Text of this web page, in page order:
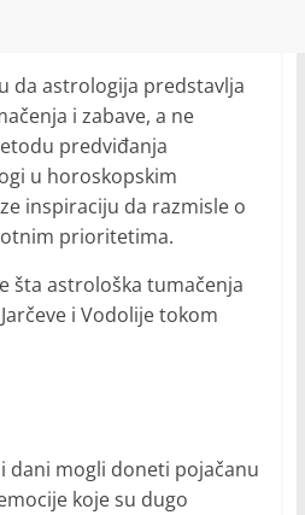
da astrologija predstavlja
i zabave, a ne
predviđanja
u horoskopskim
inspiraciju da razmisle o
prioritetima.
šta astrološka tumačenja
i Vodolije tokom
dani mogli doneti pojačanu
koje su dugo